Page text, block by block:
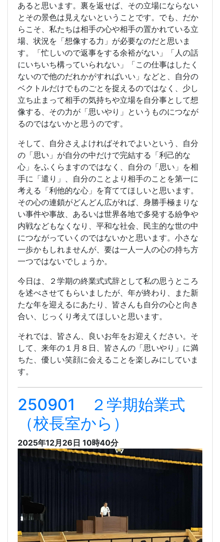
あると思います。裏を返せば、その立場にならない
とその景色は見えないということです。でも、だか
らこそ、私たちは相手の心や相手の置かれている立
場、状況を「想像する力」が必要なのだと思いま
す。「忙しいので返事をする余裕がない」「人の話
にいちいち構っていられない」「この仕事はしたく
ないので他のだれかがすればいい」などと、自分の
ベクトルだけでものごとを捉えるのではなく、少し
立ち止まって相手の気持ちや立場を自分事として想
像する、その力が「思いやり」というものにつなが
るのではないかと思うのです。
そして、自分さえよければそれでよいという、自分
の「思い」が自分の中だけで完結する「利己的な
心」をふくらますのではなく、自分の「思い」を相
手に「遣り」、自分のことより相手のことを第一に
考える「利他的な心」を育ててほしいと思います。
その心の連鎖がどんどん広がれば、身勝手極まりな
い事件や事故、あるいは世界各地で多発する紛争や
内戦などもなくなり、平和な社会、民主的な世の中
につながっていくのではないかと思います。小さな
一歩かもしれませんが、要は一人一人の心の持ち方
一つではないでしょうか。
今日は、２学期の終業式式辞として私の思うところ
を述べさせてもらいましたが、年が終わり、また新
たな年を迎えるにあたり、皆さんも自分の心と向き
合い、じっくり考えてほしいと思います。
それでは、皆さん、良いお年をお迎えください。そ
して、来年の１月８日、皆さんの「思いやり」に満
ちた、優しい笑顔に会えることを楽しみにしていま
す。
250901 ２学期始業式
（校長室から）
2025年12月26日 10時40分